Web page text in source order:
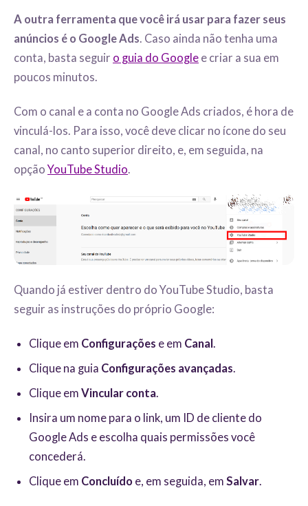
A outra ferramenta que você irá usar para fazer seus
anúncios é o Google Ads. Caso ainda não tenha uma
conta, basta seguir o guia do Google e criar a sua em
poucos minutos.
Com o canal e a conta no Google Ads criados, é hora de
vinculá-los. Para isso, você deve clicar no ícone do seu
canal, no canto superior direito, e, em seguida, na
opçãoYouTube Studio.
Quando já estiver dentro do YouTube Studio, basta
seguir as instruções do próprio Google:
Clique em Configurações e em Canal .
Clique na guia Configurações avançadas.
Clique em Vincular conta.
Insira um nome para o link, um ID de cliente do
Google Ads e escolha quais permissões você
concederá.
Clique em Concluído e, em seguida, em Salvar.